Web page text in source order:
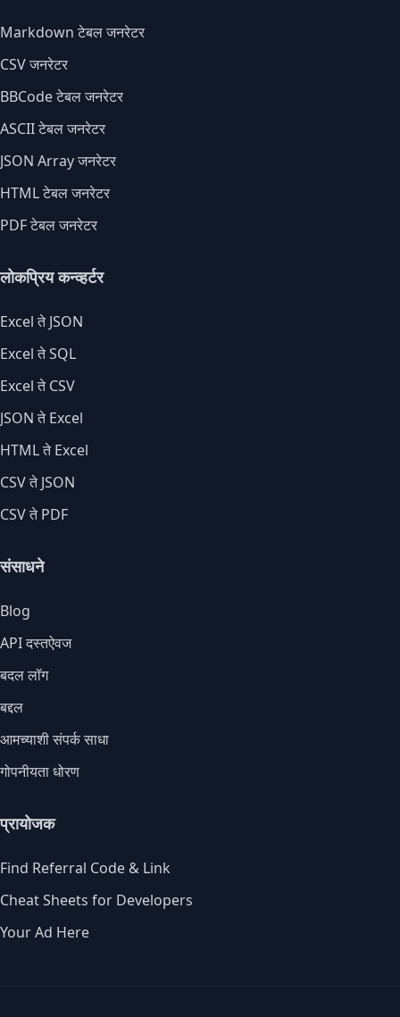
Markdown टेबल जनरेटर
CSV जनरेटर
BBCode टेबल जनरेटर
ASCII टेबल जनरेटर
JSON Array जनरेटर
HTML टेबल जनरेटर
PDF टेबल जनरेटर
लोकप्रिय कन्व्हर्टर
Excel ते JSON
Excel ते SQL
Excel ते CSV
JSON ते Excel
HTML ते Excel
CSV ते JSON
CSV ते PDF
संसाधने
Blog
API दस्तऐवज
बदल लॉग
बद्दल
आमच्याशी संपर्क साधा
गोपनीयता धोरण
प्रायोजक
Find Referral Code & Link
Cheat Sheets for Developers
Your Ad Here